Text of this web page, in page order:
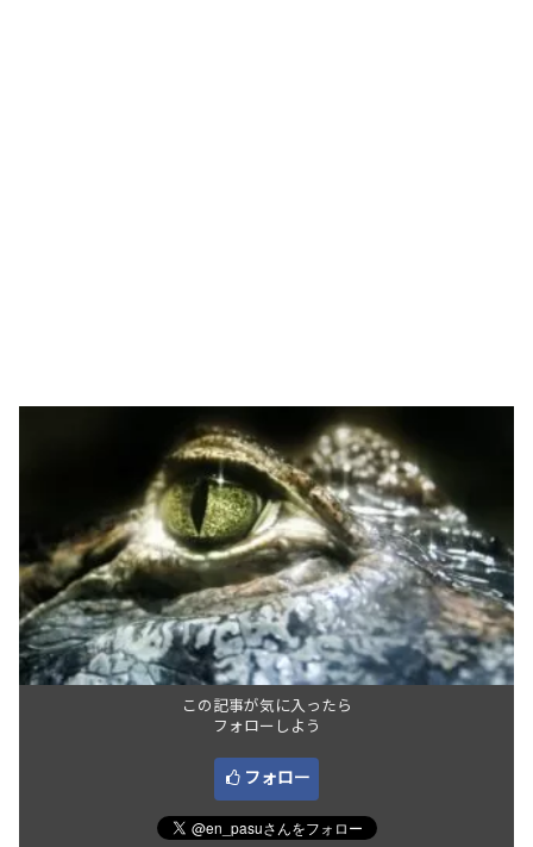
この記事が気に入ったら
フォローしよう
フォロー